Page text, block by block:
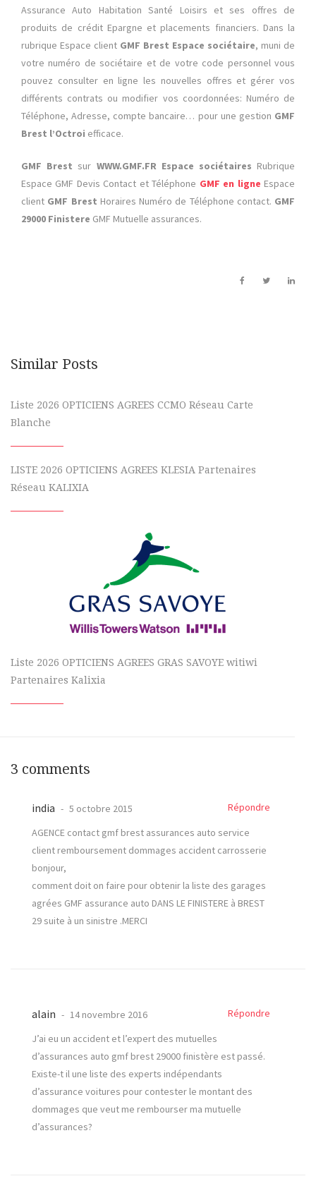
Assurance Auto Habitation Santé Loisirs et ses offres de
produits de crédit Epargne et placements financiers. Dans la
rubrique Espace client GMF Brest Espace sociétaire, muni de
votre numéro de sociétaire et de votre code personnel vous
pouvez consulter en ligne les nouvelles offres et gérer vos
différents contrats ou modifier vos coordonnées: Numéro de
Téléphone, Adresse, compte bancaire… pour une gestion GMF
Brest l’Octroi efficace.
GMF Brest sur WWW.GMF.FR Espace sociétaires Rubrique
Espace GMF Devis Contact et Téléphone GMF en ligne Espace
client GMF Brest Horaires Numéro de Téléphone contact. GMF
29000 Finistere GMF Mutuelle assurances.
Similar Posts
Liste 2026 OPTICIENS AGREES CCMO Réseau Carte
Blanche
LISTE 2026 OPTICIENS AGREES KLESIA Partenaires
Réseau KALIXIA
Liste 2026 OPTICIENS AGREES GRAS SAVOYE witiwi
Partenaires Kalixia
3 comments
india 5 octobre 2015
Répondre
AGENCE contact gmf brest assurances auto service
client remboursement dommages accident carrosserie
bonjour,
comment doit on faire pour obtenir la liste des garages
agrées GMF assurance auto DANS LE FINISTERE à BREST
29 suite à un sinistre .MERCI
alain 14 novembre 2016
Répondre
J’ai eu un accident et l’expert des mutuelles
d’assurances auto gmf brest 29000 finistère est passé.
Existe-t il une liste des experts indépendants
d’assurance voitures pour contester le montant des
dommages que veut me rembourser ma mutuelle
d’assurances?